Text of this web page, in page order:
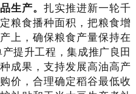
生产。扎实推进新一轮千
粮食播种面积，把粮食增
上，确保粮食产量保持在
提升工程，集成推广良田
成果，支持发展高油高产
价，合理确定稻谷最低收